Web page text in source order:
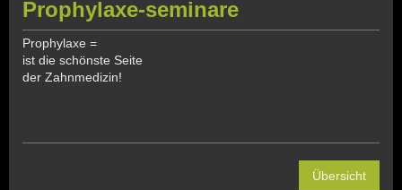
Prophylaxe-seminare
Prophylaxe =
ist die schönste Seite
der Zahnmedizin!
Übersicht